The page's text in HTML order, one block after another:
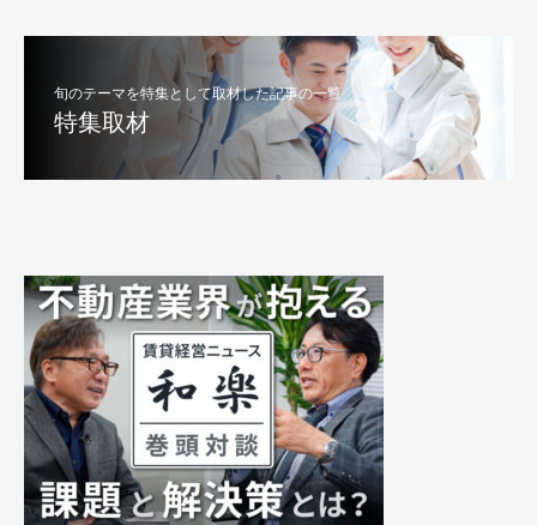
旬のテーマを特集として取材した記事の一覧
特集取材